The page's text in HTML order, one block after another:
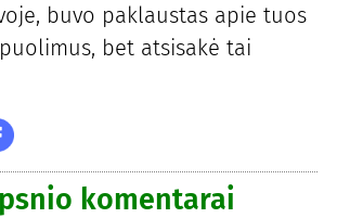
buvo paklaustas apie tuos
bet atsisakė tai
komentarai